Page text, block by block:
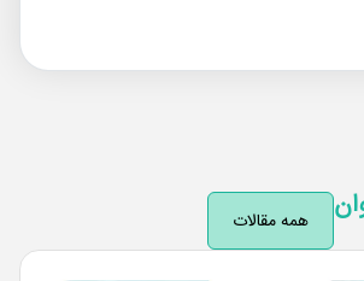
همه مقالات